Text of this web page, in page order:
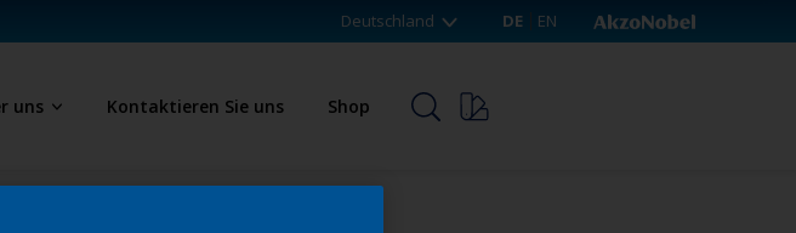
Deutschland DE EN
uns Kontaktieren Sie uns Shop